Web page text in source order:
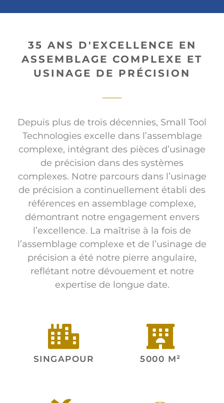
35 ANS D'EXCELLENCE EN
ASSEMBLAGE COMPLEXE ET
USINAGE DE PRÉCISION
Depuis plus de trois décennies, Small Tool
Technologies excelle dans l’assemblage
complexe, intégrant des pièces d’usinage
de précision dans des systèmes
complexes. Notre parcours dans l’usinage
de précision a continuellement établi des
références en assemblage complexe,
démontrant notre engagement envers
l’excellence. La maîtrise à la fois de
l’assemblage complexe et de l’usinage de
précision a été notre pierre angulaire,
reflétant notre dévouement et notre
expertise de longue date.
SINGAPOUR 5000 M²